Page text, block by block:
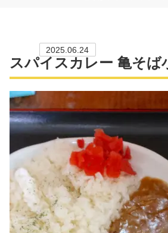
2025.06.24
スパイスカレー 亀そば